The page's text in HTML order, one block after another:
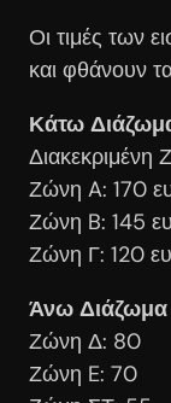
Οι τιμές των
και φθάνουν
Κάτω
Ζώνη A: 170
Ζώνη B: 145
Ζώνη Γ: 120
Άνω Διάζωμα
Ζώνη Δ: 80
Ζώνη E: 70